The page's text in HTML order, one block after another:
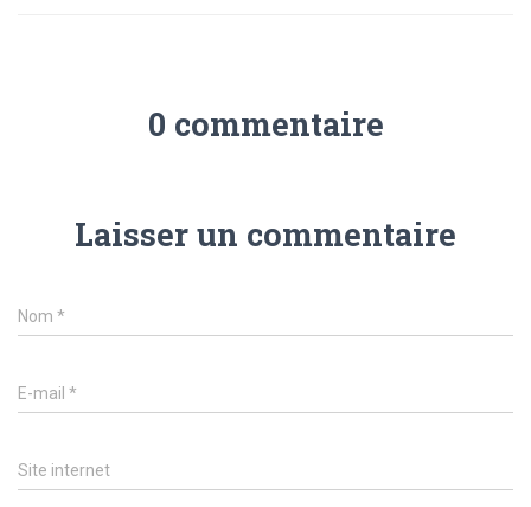
0 commentaire
Laisser un commentaire
Nom *
E-mail *
Site internet